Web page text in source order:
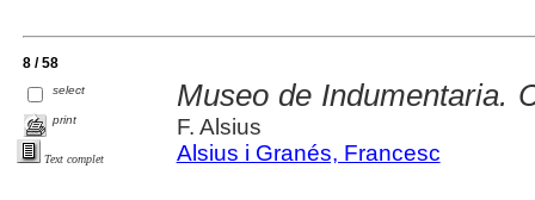
8 / 58
select
print
Text complet
Museo de Indumentaria.
F. Alsius
Alsius i Granés, Francesc